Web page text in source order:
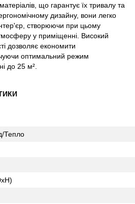
що гарантує їх тривалу та
дизайну, вони легко
створюючи при цьому
у приміщенні. Високий
дозволяє економити
оптимальний режим
до 25 м².
Тепло